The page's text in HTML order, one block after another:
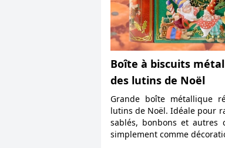
Boîte à biscuits
des lutins de Noël
Grande boîte métallique
lutins de Noël. Idéale pour
sablés, bonbons et autres
simplement comme